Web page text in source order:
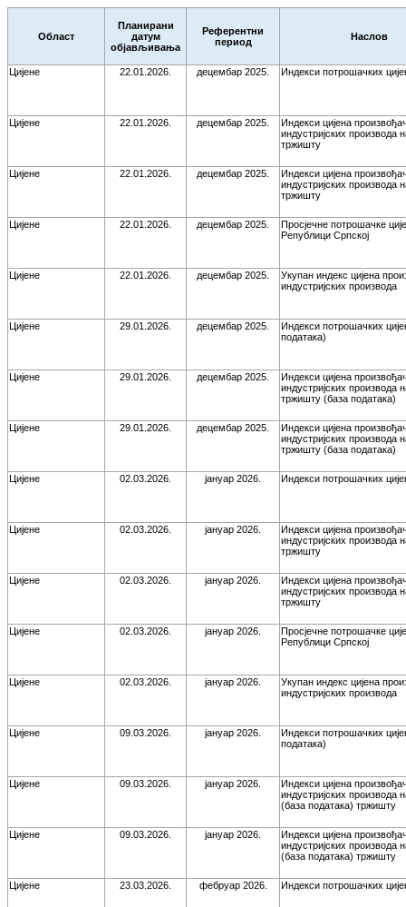
Област
Планирани
датум
објављивања
Референтни
период
Наслов
Цијене 22.01.2026. децембар 2025. Индекси потрошачких
Цијене 22.01.2026. децембар 2025.
Индекси цијена
индустријских производа
тржишту
Цијене 22.01.2026. децембар 2025.
Индекси цијена
индустријских производа
тржишту
Цијене 22.01.2026. децембар 2025.
Просјечне потрошачке
Републици Српској
Цијене 22.01.2026. децембар 2025.
Укупан индекс цијена
индустријских производа
Цијене 29.01.2026. децембар 2025.
Индекси потрошачких
података)
Цијене 29.01.2026. децембар 2025.
Индекси цијена
индустријских производа
тржишту (база података)
Цијене 29.01.2026. децембар 2025.
Индекси цијена
индустријских производа
тржишту (база података)
Цијене 02.03.2026. јануар 2026. Индекси потрошачких
Цијене 02.03.2026. јануар 2026.
Индекси цијена
индустријских производа
тржишту
Цијене 02.03.2026. јануар 2026.
Индекси цијена
индустријских производа
тржишту
Цијене 02.03.2026. јануар 2026.
Просјечне потрошачке
Републици Српској
Цијене 02.03.2026. јануар 2026.
Укупан индекс цијена
индустријских производа
Цијене 09.03.2026. јануар 2026.
Индекси потрошачких
података)
Цијене 09.03.2026. јануар 2026.
Индекси цијена
индустријских производа
(база података) тржишту
Цијене 09.03.2026. јануар 2026.
Индекси цијена
индустријских производа
(база података) тржишту
Цијене 23.03.2026. фебруар 2026. Индекси потрошачких